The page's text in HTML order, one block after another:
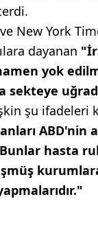
New York
dayanan
yok
sekteye
şu ifadeleri
ABD'nin
hasta